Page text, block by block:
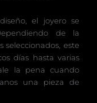
el joyero se
de la
seleccionados, este
días hasta varias
la pena cuando
una pieza de